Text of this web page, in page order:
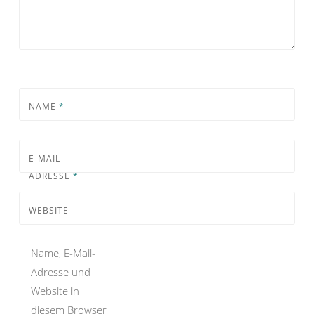
NAME *
E-MAIL-
ADRESSE *
WEBSITE
Name, E-Mail-
Adresse und
Website in
diesem Browser